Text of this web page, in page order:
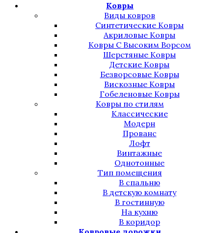
Ковры
Виды ковров
Синтетические Ковры
Акриловые Ковры
Ковры С Высоким Ворсом
Шерстяные Ковры
Детские Ковры
Безворсовые Ковры
Вискозные Ковры
Гобеленовые Ковры
Ковры по стилям
Классические
Модерн
Прованс
Лофт
Винтажные
Однотонные
Тип помещения
В спальню
В детскую комнату
В гостинную
На кухню
В коридор